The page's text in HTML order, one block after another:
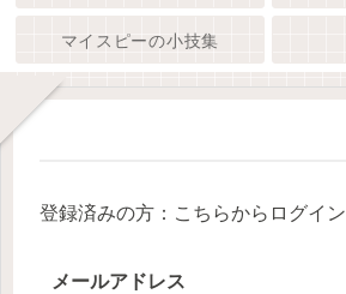
マイスピーの小技集
登録済みの方：こちらからログイン
メールアドレス